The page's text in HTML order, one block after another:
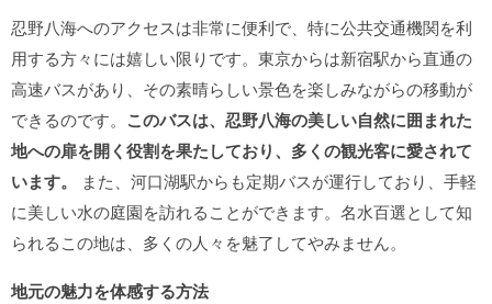
忍野八海へのアクセスは非常に便利で、特に公共交通機関を利
用する方々には嬉しい限りです。東京からは新宿駅から直通の
高速バスがあり、その素晴らしい景色を楽しみながらの移動が
できるのです。 このバスは、忍野八海の美しい自然に囲まれた
地への扉を開く役割を果たしており、多くの観光客に愛されて
います。
また、河口湖駅からも定期バスが運行しており、手軽
に美しい水の庭園を訪れることができます。名水百選として知
られるこの地は、多くの人々を魅了してやみません。
地元の魅力を体感する方法